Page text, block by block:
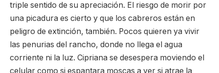
triple sentido de su apreciación. El riesgo de morir por
una picadura es cierto y que los cabreros están en
peligro de extinción, también. Pocos quieren ya vivir
las penurias del rancho, donde no llega el agua
corriente ni la luz. Cipriana se desespera moviendo el
celular como si espantara moscas a ver si atrae la